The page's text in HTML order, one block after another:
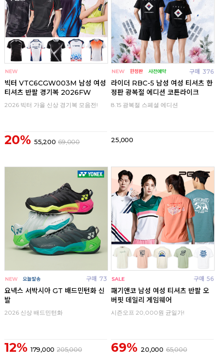
빅터 VTC6CGW003M 남성 여성
티셔츠 반팔 경기복 2026FW
2026 빅터 가을 신상 경기복 모음전!
20% 55,200 69,000
구매 376
라이더 RBC-5 남성 여성 티셔츠 한
정판 광복절 에디션 코튼라이크
8.15 광복절 스페셜 에디션
25,000
구매 73
요넥스 서박시아 GT 배드민턴화 신
발
2026 신상 배드민턴화
12% 179,000 205,000
구매 56
패기앤코 남성 여성 티셔츠 반팔 오
버핏 데일리 게임웨어
시즌오프 20,000원 균일가!
69% 20,000 65,000